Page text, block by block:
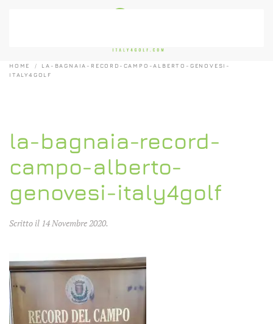
HOME
LA-BAGNAIA-RECORD-CAMPO-ALBERTO-GENOVESI-
ITALY4GOLF
la-bagnaia-record-
campo-alberto-
genovesi-italy4golf
Scritto il 14 Novembre 2020.